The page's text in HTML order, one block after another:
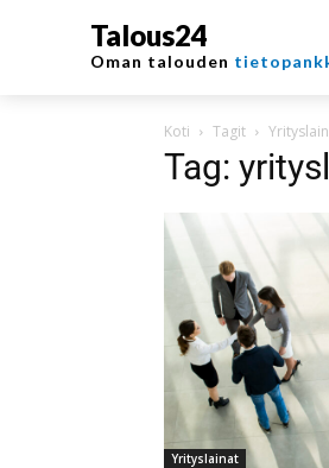
Talous24
Oman talouden
Koti Tagit
Tag:
Yrityslainat